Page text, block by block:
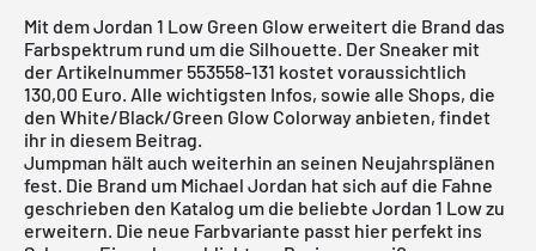
Mit dem Jordan 1 Low Green Glow erweitert die Brand das
Farbspektrum rund um die Silhouette. Der Sneaker mit
der Artikelnummer 553558-131 kostet voraussichtlich
130,00 Euro. Alle wichtigsten Infos, sowie alle Shops, die
den White/Black/Green Glow Colorway anbieten, findet
ihr in diesem Beitrag.
Jumpman hält auch weiterhin an seinen Neujahrsplänen
fest. Die Brand um Michael Jordan hat sich auf die Fahne
geschrieben den Katalog um die beliebte Jordan 1 Lowzu
erweitern. Die neue Farbvariante passt hier perfekt ins